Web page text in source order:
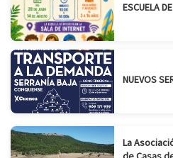
ESCUELA
NUEVOS
La